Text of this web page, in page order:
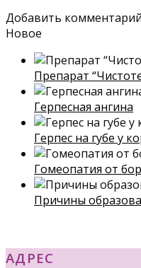
Добавить комментарий
Новое
Препарат
Герпесная ангина
Герпес на губе у
Гомеопатия от
Причины
АДРЕС